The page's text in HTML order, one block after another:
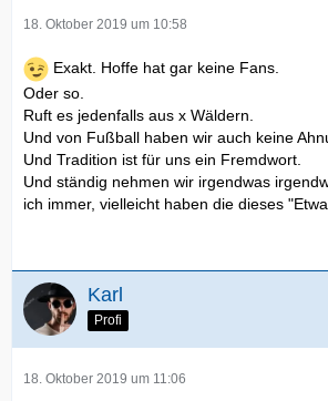
18. Oktober 2019 um 10:58
Exakt. Hoffe hat gar keine Fans.
Oder so.
Ruft es jedenfalls aus x Wäldern.
Und von Fußball haben wir auch keine
Und Tradition ist für uns ein Fremdwort.
Und ständig nehmen wir irgendwas
ich immer, vielleicht haben die dieses
Karl
Profi
18. Oktober 2019 um 11:06